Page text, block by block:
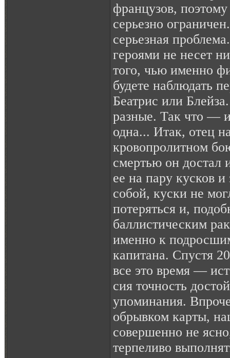
французов,
серьезно
серьезная
героями не несет
того, чью именно
будете наблюдать
Беатрис или
разные. Так что —
одна... Итак, отец
кровопролитном
смертью он достал
ее на пару кусков
собой, куски не
потеряться и,
баллистическим
именно к
капитана. Спустя
все это время —
сия точность
упоминания.
обрывком карты,
совершенно не
терпеливо